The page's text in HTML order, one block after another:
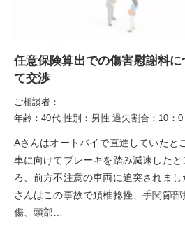
任意保険算出での傷害慰謝料に
て交渉
ご相談者：
年齢：40代 性別：男性 過失割合：10：0
Aさんはオートバイで直進していたと
車に向けてブレーキを踏み減速したと
ろ、前方不注意の車両に追突されまし
さんはこの事故で頚椎捻挫、手関節部
傷、頭部…